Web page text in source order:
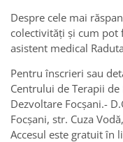
Despre cele mai
colectivități și cum pot
asistent medical
Pentru înscrieri sau
Centrului de Terapii
Dezvoltare Focșani.-
Focșani, str. Cuza
Accesul este gratuit în